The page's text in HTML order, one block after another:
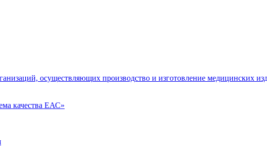
осуществляющих производство и изготовление медицинских
качества ЕАС»